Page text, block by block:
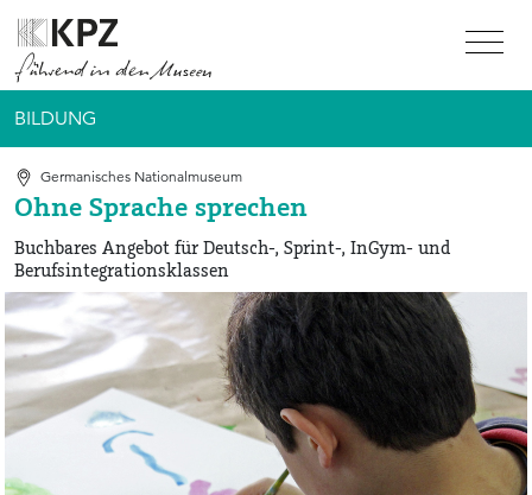
Zur Service Navigation
Zur Hauptnavigation
Zum Inhalt
BILDUNG
Germanisches Nationalmuseum
Ohne Sprache sprechen
Buchbares Angebot für Deutsch-, Sprint-, InGym- und
Berufsintegrationsklassen